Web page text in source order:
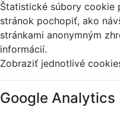
Štatistické súbory cookie
stránok pochopiť, ako
stránkami anonymným
informácií.
Zobraziť jednotlivé
Google Analytics